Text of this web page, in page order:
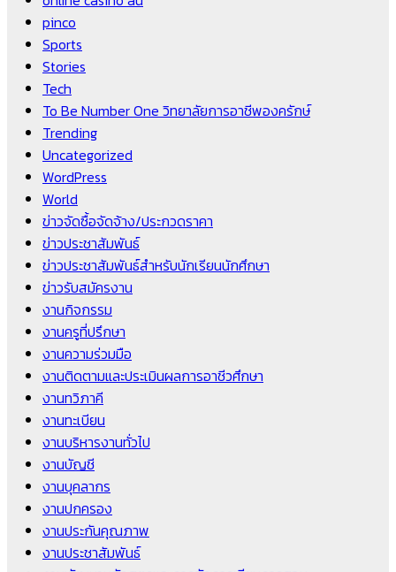
pinco
Sports
Stories
Tech
To Be Number One วิทยาลัยการอาชีพองครักษ์
Trending
Uncategorized
WordPress
World
ข่าวจัดซื้อจัดจ้าง/ประกวดราคา
ข่าวประชาสัมพันธ์
ข่าวประชาสัมพันธ์สำหรับนักเรียนนักศึกษา
ข่าวรับสมัครงาน
งานกิจกรรม
งานครูที่ปรึกษา
งานความร่วมมือ
งานติดตามและประเมินผลการอาชีวศึกษา
งานทวิภาคี
งานทะเบียน
งานบริหารงานทั่วไป
งานบัญชี
งานบุคลากร
งานปกครอง
งานประกันคุณภาพ
งานประชาสัมพันธ์